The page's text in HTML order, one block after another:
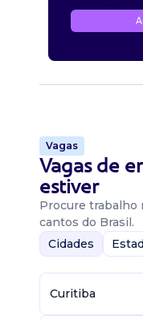
Vagas
Vagas de
estiver
Procure trabalho
cantos do Brasil.
Cidades
Curitiba